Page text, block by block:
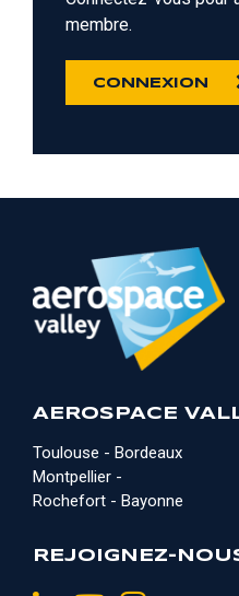
membre.
CONNEXION
AEROSPACE
Toulouse - Bordeaux
Montpellier -
Rochefort - Bayonne
REJOIGNEZ-